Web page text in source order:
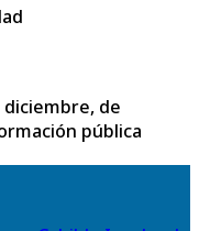
diciembre, de
pública